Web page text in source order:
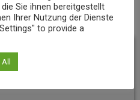
eine
Sie ihnen bereitgestellt
Ihrer Nutzung der Dienste
to provide a